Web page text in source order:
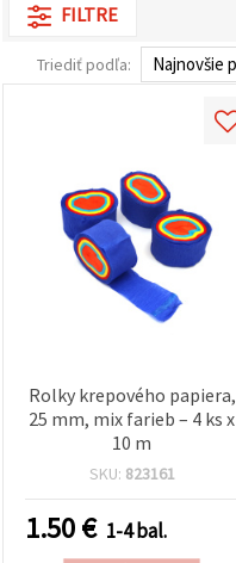
relevantnejší
reklamu, aj
s pomocou
súhlasiť s
používaním
môžete
uviesť svoje
preferencie
Nastaveniach
daného
typu
súborov
FILTRE
Triediť podľa:
Rolky krepového papiera,
25 mm, mix farieb – 4 ks x
10 m
SKU: 823161
1.50€ 1-4 bal.